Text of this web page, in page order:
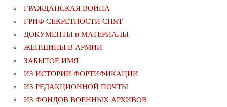
ГРАЖДАНСКАЯ ВОЙНА
ГРИФ СЕКРЕТНОСТИ СНЯТ
ДОКУМЕНТЫ и МАТЕРИАЛЫ
ЖЕНЩИНЫ В АРМИИ
ЗАБЫТОЕ ИМЯ
ИЗ ИСТОРИИ ФОРТИФИКАЦИИ
ИЗ РЕДАКЦИОННОЙ ПОЧТЫ
ИЗ ФОНДОВ ВОЕННЫХ АРХИВОВ